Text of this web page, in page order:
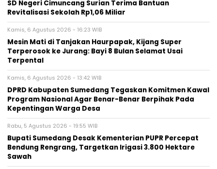
SD Negeri Cimuncang Surian Terima Bantuan
Revitalisasi Sekolah Rp1,06 Miliar
Kamis, 6 Agustus 2026 - 16:23 WIB
Mesin Mati di Tanjakan Haurpapak, Kijang Super
Terperosok ke Jurang: Bayi 8 Bulan Selamat Usai
Terpental
Kamis, 6 Agustus 2026 - 13:42 WIB
DPRD Kabupaten Sumedang Tegaskan Komitmen Kawal
Program Nasional Agar Benar-Benar Berpihak Pada
Kepentingan Warga Desa
Rabu, 5 Agustus 2026 - 19:55 WIB
Bupati Sumedang Desak Kementerian PUPR Percepat
Bendung Rengrang, Targetkan Irigasi 3.800 Hektare
Sawah